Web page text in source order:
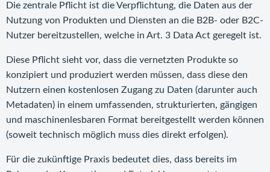
Die zentrale Pflicht ist die Verpflichtung, die Daten aus der
Nutzung von Produkten und Diensten an die B2B- oder B2C-
Nutzer bereitzustellen, welche in Art. 3 Data Act geregelt ist.
Diese Pflicht sieht vor, dass die vernetzten Produkte so
konzipiert und produziert werden müssen, dass diese den
Nutzern einen kostenlosen Zugang zu Daten (darunter auch
Metadaten) in einem umfassenden, strukturierten, gängigen
und maschinenlesbaren Format bereitgestellt werden können
(soweit technisch möglich muss dies direkt erfolgen).
Für die zukünftige Praxis bedeutet dies, dass bereits im